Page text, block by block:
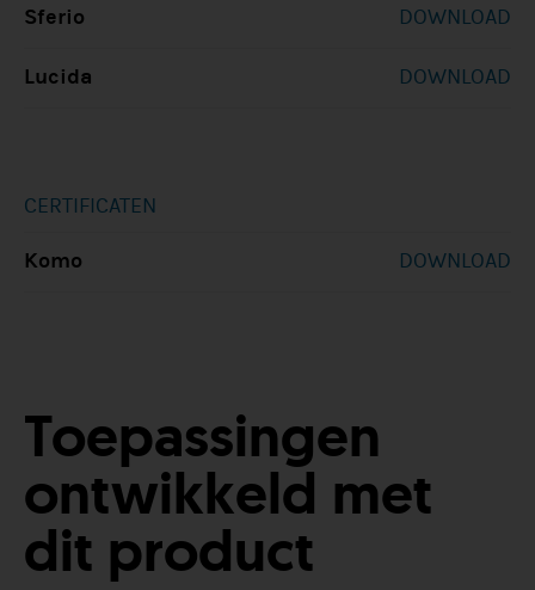
Sferio DOWNLOAD
Lucida DOWNLOAD
CERTIFICATEN
Komo DOWNLOAD
Toepassingen
ontwikkeld met
dit product